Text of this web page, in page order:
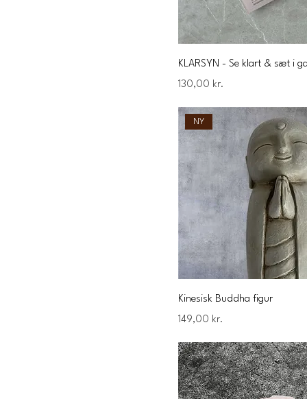
KLARSYN - Se klart & sæt i
Pris
130,00 kr.
NY
Kinesisk Buddha figur
Pris
149,00 kr.